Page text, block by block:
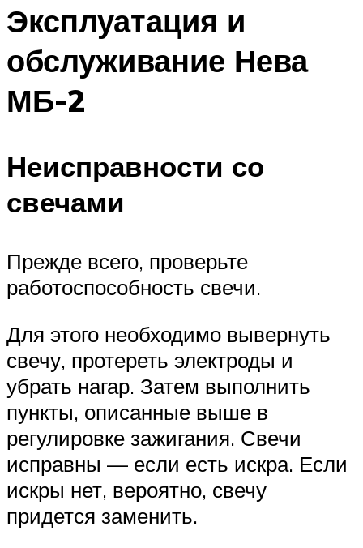
Эксплуатация и
обслуживание Нева
МБ-2
Неисправности со
свечами
Прежде всего, проверьте
работоспособность свечи.
Для этого необходимо вывернуть
свечу, протереть электроды и
убрать нагар. Затем выполнить
пункты, описанные выше в
регулировке зажигания. Свечи
исправны — если есть искра. Если
искры нет, вероятно, свечу
придется заменить.